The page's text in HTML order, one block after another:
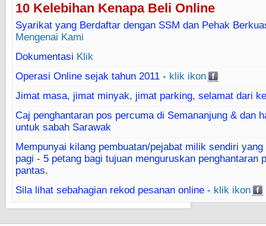
10 Kelebihan Kenapa Beli Online
Syarikat yang Berdaftar dengan SSM dan Pehak
Mengenai Kami
Dokumentasi Klik
Operasi Online sejak tahun 2011 - klik ikon
Jimat masa, jimat minyak, jimat parking, selamat dari
Caj penghantaran pos percuma di Semananjung & dan
untuk sabah Sarawak
Mempunyai kilang pembuatan/pejabat milik sendiri
pagi - 5 petang bagi tujuan menguruskan penghantaran
pantas.
Sila lihat sebahagian rekod pesanan online - klik ikon